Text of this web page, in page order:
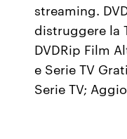
streaming.
distruggere la
DVDRip Film
e Serie TV
Serie TV;